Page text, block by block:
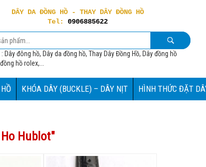
DÂY DA ĐỒNG HỒ - THAY DÂY ĐỒNG HỒ
Tel: 0906885622
Dây đông hồ, Dây da đồng hồ, Thay Dây Đồng Hồ, Dây đồng hồ
hồ rolex,...
KHÓA DÂY (BUCKLE) – DÂY NỊT HÌNH THỨC ĐẶT
Ho Hublot"